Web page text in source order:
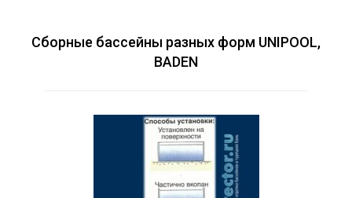
Сборные бассейны разных форм UNIPOOL,
BADEN